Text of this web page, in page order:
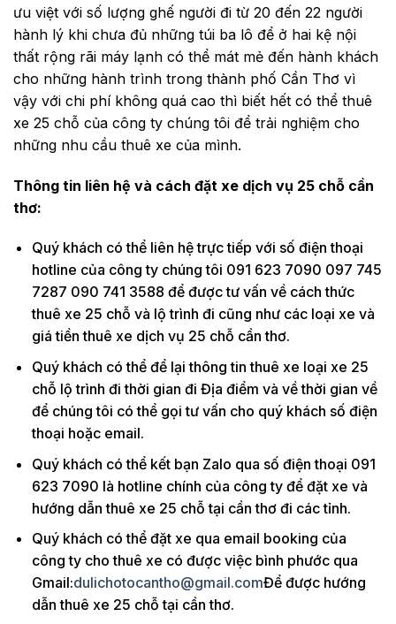
ưu việt với số lượng ghế người đi từ 20 đến 22 người
hành lý khi chưa đủ những túi ba lô để ở hai kệ nội
thất rộng rãi máy lạnh có thể mát mẻ đến hành khách
cho những hành trình trong thành phố Cần Thơ vì
vậy với chi phí không quá cao thì biết hết có thể thuê
xe 25 chỗ của công ty chúng tôi để trải nghiệm cho
những nhu cầu thuê xe của mình.
Thông tin liên hệ và cách đặt xe dịch vụ 25 chỗ cần
thơ:
Quý khách có thể liên hệ trực tiếp với số điện thoại
hotline của công ty chúng tôi 091 623 7090 097 745
7287 090 741 3588 để được tư vấn về cách thức
thuê xe 25 chỗ và lộ trình đi cũng như các loại xe và
giá tiền thuê xe dịch vụ 25 chỗ cần thơ.
Quý khách có thể để lại thông tin thuê xe loại xe 25
chỗ lộ trình đi thời gian đi Địa điểm và về thời gian về
để chúng tôi có thể gọi tư vấn cho quý khách số điện
thoại hoặc email.
Quý khách có thể kết bạn Zalo qua số điện thoại 091
623 7090 là hotline chính của công ty để đặt xe và
hướng dẫn thuê xe 25 chỗ tại cần thơ đi các tỉnh.
Quý khách có thể đặt xe qua email booking của
công ty cho thuê xe có được việc bình phước qua
Gmail:dulichotocantho@gmail.comĐể được hướng
dẫn thuê xe 25 chỗ tại cần thơ.